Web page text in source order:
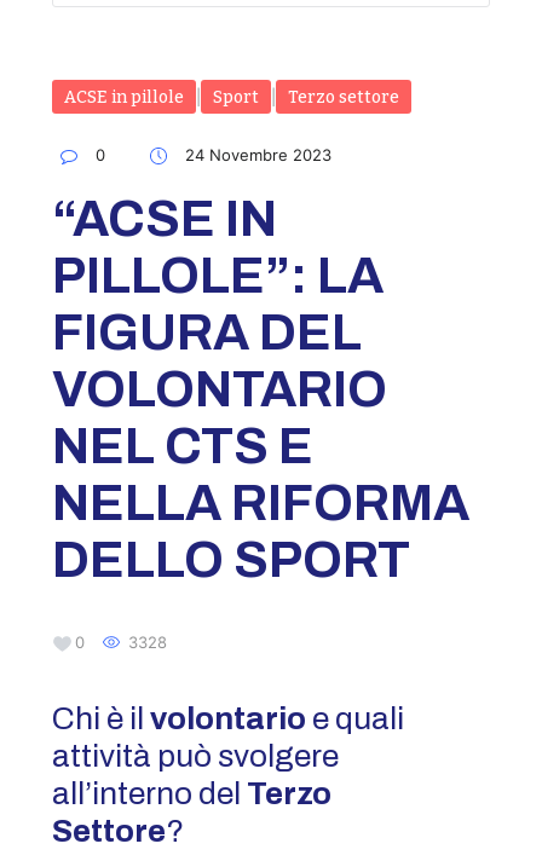
ACSE in pillole Sport Terzo settore
0 24 Novembre 2023
“ACSE IN
PILLOLE”: LA
FIGURA DEL
VOLONTARIO
NEL CTS E
NELLA RIFORMA
DELLO SPORT
0 3328
Chi è il volontario e quali
attività può svolgere
all’interno del Terzo
Settore?